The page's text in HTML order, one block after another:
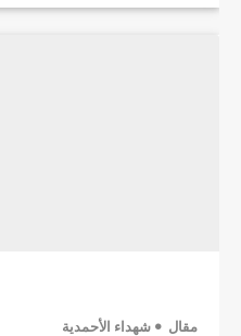
مقال شهداء الأحمدية